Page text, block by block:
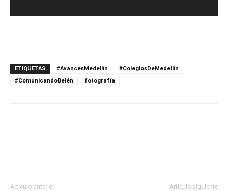
ETIQUETAS #AvancesMedellín
#ColegiosDeMedellín
#ComunicandoBelén
fotografía
Artículo anterior Artículo siguiente